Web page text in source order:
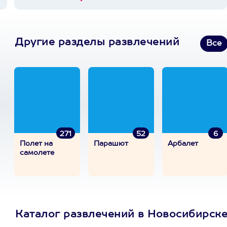
Другие разделы развлечений Все
271
Полет на
самолете
52
Парашют
6
Арбалет
Каталог развлечений в Новосибирске